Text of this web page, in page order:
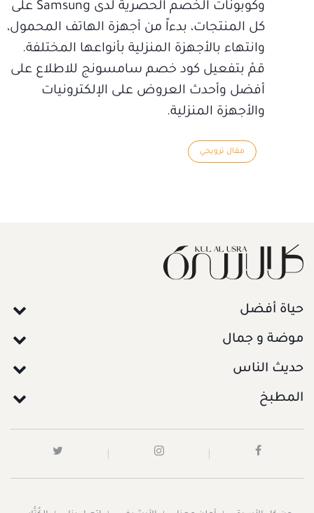
وكوبونات الخصم الحصرية لدى Samsung على
كل المنتجات، بدءاً من أجهزة الهاتف المحمول،
وانتهاء بالأجهزة المنزلية بأنواعها المختلفة.
قمْ بتفعيل كود خصم سامسونج للاطلاع على
أفضل وأحدث العروض على الإلكترونيات
والأجهزة المنزلية.
مقال ترويجي
حياة أفضل
موضة و جمال
حديث الناس
المطبخ